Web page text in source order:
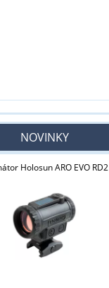
NOVINKY
Holosun ARO EVO RD2